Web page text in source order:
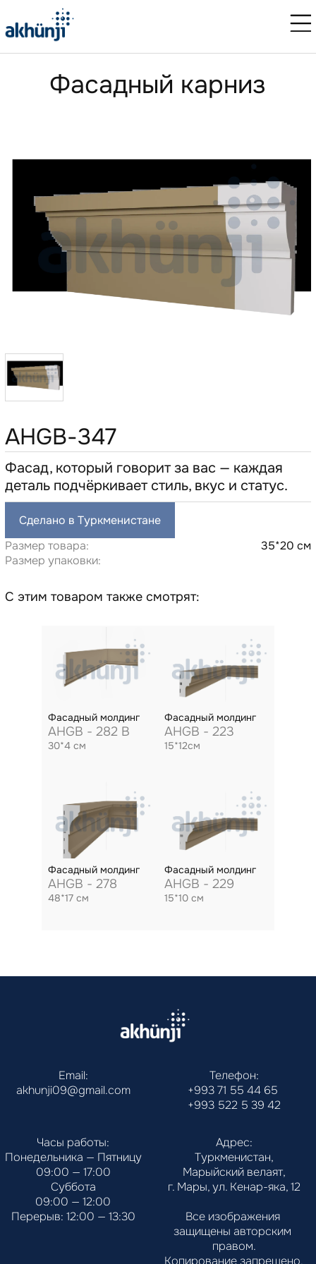
Фасадный карниз
AHGB-347
Фасад, который говорит за вас — каждая
деталь подчёркивает стиль, вкус и статус.
Сделано в Туркменистане
Размер товара:
35*20 см
Размер упаковки:
С этим товаром также смотрят:
Фасадный молдинг
AHGB - 282 B
30*4 см
Фасадный молдинг
AHGB - 223
15*12см
Фасадный молдинг
AHGB - 278
48*17 см
Фасадный молдинг
AHGB - 229
15*10 см
Email:
akhunji09@gmail.com
Телефон:
+993 71 55 44 65
+993 522 5 39 42
Часы работы:
Понедельника — Пятницу
09:00 — 17:00
Суббота
09:00 — 12:00
Перерыв: 12:00 — 13:30
Адрес:
Туркменистан,
Марыйский велаят,
г. Мары, ул. Кенар-яка, 12
Все изображения
защищены авторским
правом.
Копирование запрещено.